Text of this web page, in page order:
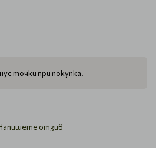
точки при покупка.
отзив